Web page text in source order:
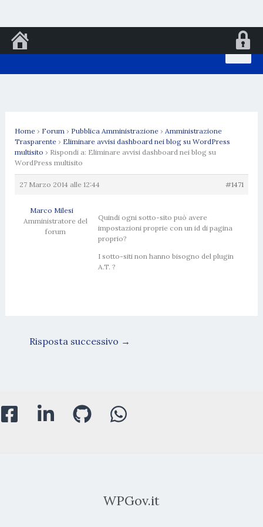
al
Home › Forum › Pubblica Amministrazione › Amministrazione
Trasparente › Eliminare avvisi dashboard nei blog su WordPress
multisito › Rispondi a: Eliminare avvisi dashboard nei blog su
WordPress multisito
27 Marzo 2014 alle 12:44 #1471
Marco Milesi
Amministratore del
forum
Quindi ogni sotto-sito può avere
impostazioni proprie con un id di pagina
proprio?
I sotto-siti non hanno bisogno del plugin
A.T. ?
Risposta successivo →
WPGov.it